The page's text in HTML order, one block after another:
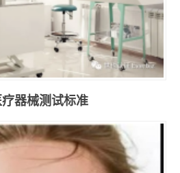
器械测试标准